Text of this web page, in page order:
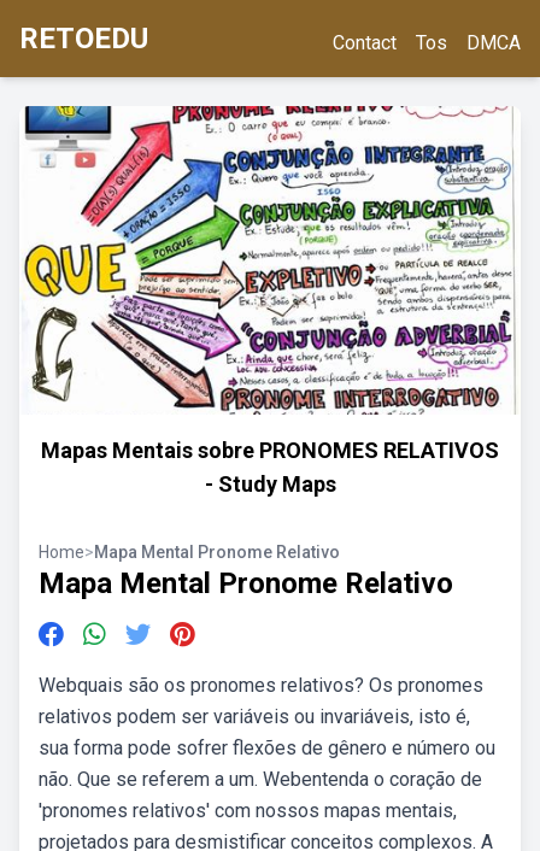
RETOEDU Contact Tos DMCA
Mapas Mentais sobre PRONOMES RELATIVOS
- Study Maps
Home>Mapa Mental Pronome Relativo
Mapa Mental Pronome Relativo
Webquais são os pronomes relativos? Os pronomes
relativos podem ser variáveis ou invariáveis, isto é,
sua forma pode sofrer flexões de gênero e número ou
não. Que se referem a um. Webentenda o coração de
'pronomes relativos' com nossos mapas mentais,
projetados para desmistificar conceitos complexos. A